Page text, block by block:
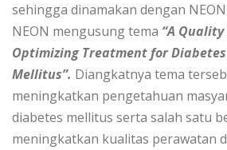
sehingga dinamakan dengan
NEON mengusung tema “A
Optimizing Treatment for Diabetes
Mellitus”. Diangkatnya tema
meningkatkan pengetahuan
diabetes mellitus serta salah satu
meningkatkan kualitas perawatan